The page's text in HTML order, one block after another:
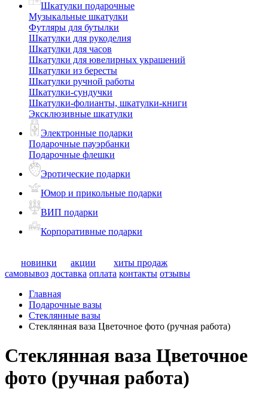
Шкатулки подарочные
Музыкальные шкатулки
Футляры для бутылки
Шкатулки для рукоделия
Шкатулки для часов
Шкатулки для ювелирных украшений
Шкатулки из бересты
Шкатулки ручной работы
Шкатулки-сундучки
Шкатулки-фолианты, шкатулки-книги
Эксклюзивные шкатулки
Электронные подарки
Подарочные пауэрбанки
Подарочные флешки
Эротические подарки
Юмор и прикольные подарки
ВИП подарки
Корпоративные подарки
новинки акции
хиты продаж
самовывоз доставка оплата контакты отзывы
Главная
Подарочные вазы
Стеклянные вазы
Стеклянная ваза Цветочное фото (ручная работа)
Стеклянная ваза Цветочное
фото (ручная работа)